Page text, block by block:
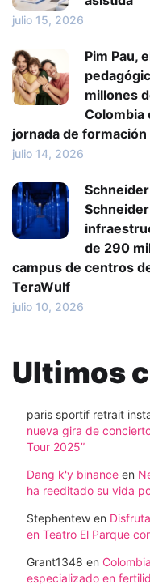
julio 15, 2026
Pim Pau,
millones
Colombia
jornada de
julio 14, 2026
de 290
campus de centros
TeraWulf
julio 10, 2026
Ultimos
paris sportif retrait
nueva gira de
Tour 2025”
Dang k'y binance en
ha reeditado su vida
Stephentew en
en Teatro El Parque
Grant1348 en
especializado en